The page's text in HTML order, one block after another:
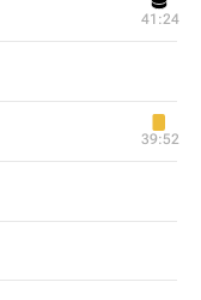
41:24
39:52